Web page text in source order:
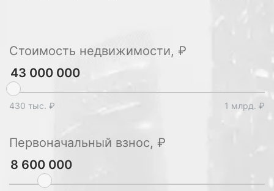
Стоимость недвижимости, ₽
430 тыс. ₽ 1 млрд. ₽
Первоначальный взнос, ₽